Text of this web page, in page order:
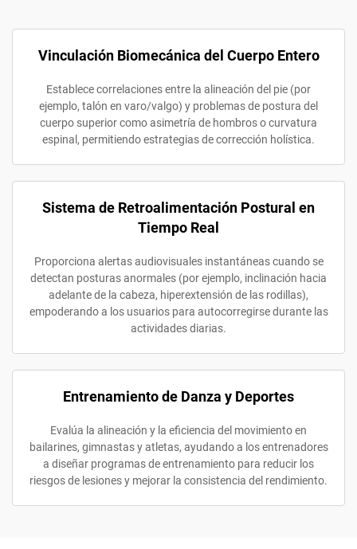
Vinculación Biomecánica del Cuerpo Entero
Establece correlaciones entre la alineación del pie (por
ejemplo, talón en varo/valgo) y problemas de postura del
cuerpo superior como asimetría de hombros o curvatura
espinal, permitiendo estrategias de corrección holística.
Sistema de Retroalimentación Postural en
Tiempo Real
Proporciona alertas audiovisuales instantáneas cuando se
detectan posturas anormales (por ejemplo, inclinación hacia
adelante de la cabeza, hiperextensión de las rodillas),
empoderando a los usuarios para autocorregirse durante las
actividades diarias.
Entrenamiento de Danza y Deportes
Evalúa la alineación y la eficiencia del movimiento en
bailarines, gimnastas y atletas, ayudando a los entrenadores
a diseñar programas de entrenamiento para reducir los
riesgos de lesiones y mejorar la consistencia del rendimiento.